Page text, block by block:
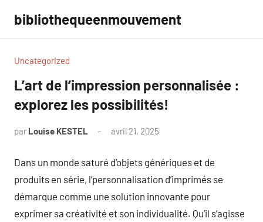
contenu
bibliothequeenmouvement
Uncategorized
L’art de l’impression personnalisée :
explorez les possibilités!
par Louise KESTEL avril 21, 2025
Dans un monde saturé d’objets génériques et de
produits en série, l’personnalisation d’imprimés se
démarque comme une solution innovante pour
exprimer sa créativité et son individualité. Qu’il s’agisse